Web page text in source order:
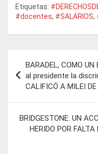
Etiquetas:
#docentes, #SALARIOS,
de
entradas
BARADEL, COMO
al presidente la
CALIFICÓ A MILEI
BRIDGESTONE: UN
HERIDO POR